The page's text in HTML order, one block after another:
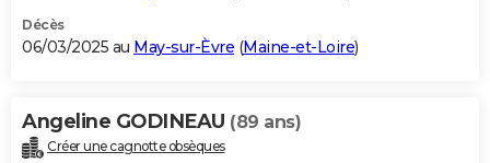
Décès
06/03/2025 au May-sur-Èvre (Maine-et-Loire)
Angeline GODINEAU (89 ans)
Créer une cagnotte obsèques